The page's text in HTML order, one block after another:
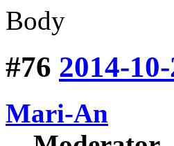
Body
#76 2014-
Mari-An